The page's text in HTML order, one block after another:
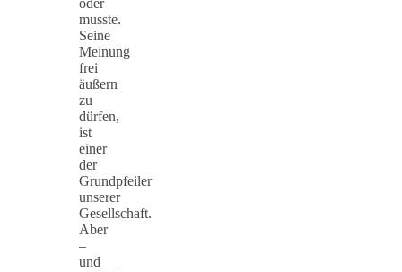
musste.
Seine
Meinung
frei
äußern
zu
dürfen,
ist
einer
der
Grundpfeiler
unserer
Gesellschaft.
Aber
–
und